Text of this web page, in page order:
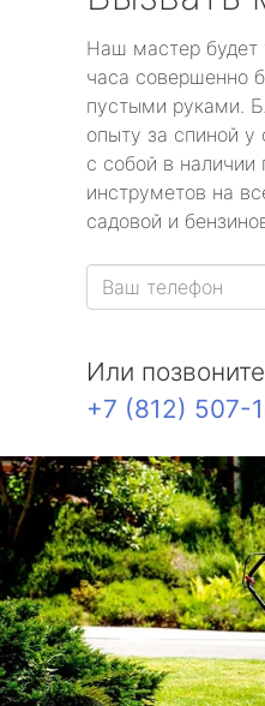
Наш мастер будет
часа совершенно
пустыми руками.
опыту за спиной у
с собой в наличии
инструметов на
садовой и
Или
+7 (812) 507-